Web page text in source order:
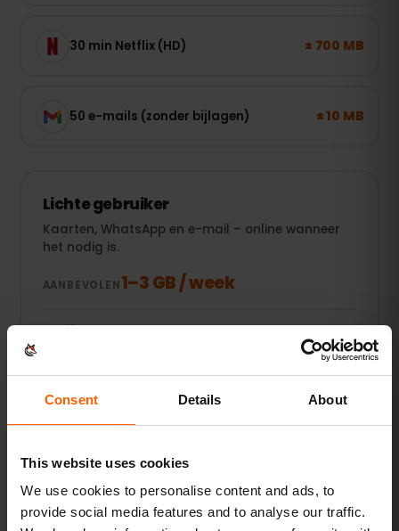
Consent Details About
This website uses cookies
We use cookies to personalise content and ads, to
provide social media features and to analyse our traffic.
30 min Netflix (HD) ± 700 MB
50 e-mails (zonder bijlagen) ± 10 MB
Lichte gebruiker
Kaarten, WhatsApp en e-mail – online wanneer
het nodig is.
AANBEVOLEN1–3 GB / week
Bekijk pakketten
POPULAIR
Dagelijkse gebruiker
AANBEVOLEN 5–10 GB / maand